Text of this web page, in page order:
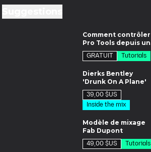
Comment contrôler
Pro Tools depuis un
iPad
GRATUIT
Tutorials
Dierks Bentley
'Drunk On A Plane'
39,00 $US
Inside the mix
Modèle de mixage
Fab Dupont
49,00 $US
Tutorials